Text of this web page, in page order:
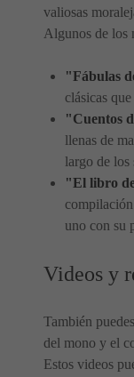
valiosas
Algunos de los
"Fábulas
clásicas
"Cuentos
llenas de
largo de los
"El libro
uno con su
Videos y
También
del mono y el
Estos videos